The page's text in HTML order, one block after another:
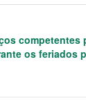
competentes
os feriados